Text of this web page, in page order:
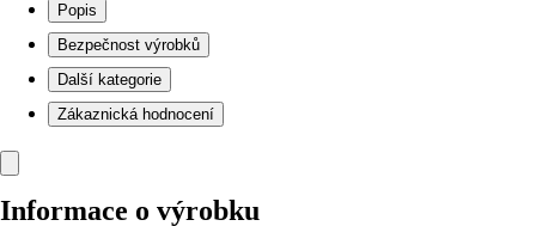
Popis
Bezpečnost výrobků
Další kategorie
Zákaznická hodnocení
Informace o výrobku